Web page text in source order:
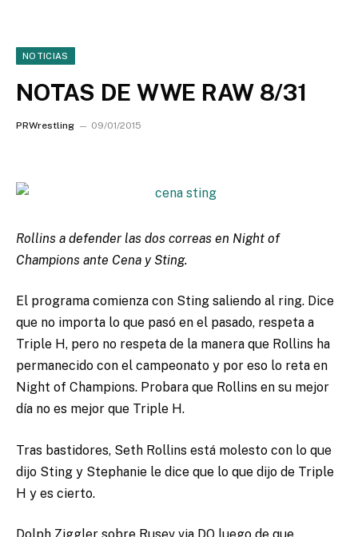
NOTICIAS
NOTAS DE WWE RAW 8/31
PRWrestling 09/01/2015
Rollins a defender las dos correas en Night of
Champions ante Cena y Sting.
El programa comienza con Sting saliendo al ring. Dice
que no importa lo que pasó en el pasado, respeta a
Triple H, pero no respeta de la manera que Rollins ha
permanecido con el campeonato y por eso lo reta en
Night of Champions. Probara que Rollins en su mejor
día no es mejor que Triple H.
Tras bastidores, Seth Rollins está molesto con lo que
dijo Sting y Stephanie le dice que lo que dijo de Triple
H y es cierto.